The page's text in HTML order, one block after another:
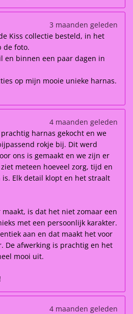
3 maanden geleden
Kiss collectie besteld, in het
de foto.
en binnen een paar dagen in
op mijn mooie unieke harnas.
4 maanden geleden
harnas gekocht en we
rokje bij. Dit werd
ons is gemaakt en we zijn er
meteen hoeveel zorg, tijd en
Elk detail klopt en het straalt
is dat het niet zomaar een
met een persoonlijk karakter.
aan en dat maakt het voor
De afwerking is prachtig en het
mooi uit.
4 maanden geleden